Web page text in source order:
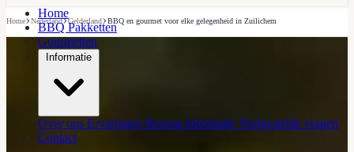
Home
BBQ Pakketten
Gourmetten
Informatie
Over ons Ervaringen Bezorg informatie Veelgestelde vragen
Contact
Home›Nederland›Gelderland›BBQ en gourmet voor elke gelegenheid in Zuilichem